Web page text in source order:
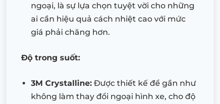
ngoại, là sự lựa chọn tuyệt vời cho những
ai cần hiệu quả cách nhiệt cao với mức
giá phải chăng hơn.
Độ trong suốt:
3M Crystalline: Được thiết kế để gần như
không làm thay đổi ngoại hình xe, cho độ